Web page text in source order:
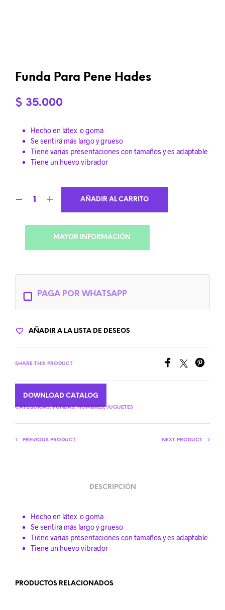
Funda Para Pene Hades
$ 35.000
Hecho en látex o goma
Se sentirá más largo y grueso
Tiene varias presentaciones con tamaños y es adaptable
Tiene un huevo vibrador
AÑADIR AL CARRITO
MAYOR INFORMACIÓN
PAGA POR WHATSAPP
AÑADIR A LA LISTA DE DESEOS
SHARE THIS PRODUCT
DOWNLOAD CATALOG
CATEGORÍAS:FUNDAS,HOMBRES,JUGUETES
PREVIOUS PRODUCT NEXT PRODUCT
DESCRIPCIÓN
Hecho en látex o goma
Se sentirá más largo y grueso
Tiene varias presentaciones con tamaños y es adaptable
Tiene un huevo vibrador
PRODUCTOS RELACIONADOS